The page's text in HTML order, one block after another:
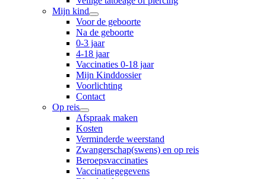
Mijn kind
Voor de geboorte
Na de geboorte
0-3 jaar
4-18 jaar
Vaccinaties 0-18 jaar
Mijn Kinddossier
Voorlichting
Contact
Op reis
Afspraak maken
Kosten
Verminderde weerstand
Zwangerschap(swens) en op reis
Beroepsvaccinaties
Vaccinatiegegevens